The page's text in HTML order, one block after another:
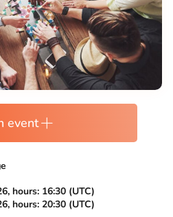
event
hours: 16:30 (UTC)
hours: 20:30 (UTC)